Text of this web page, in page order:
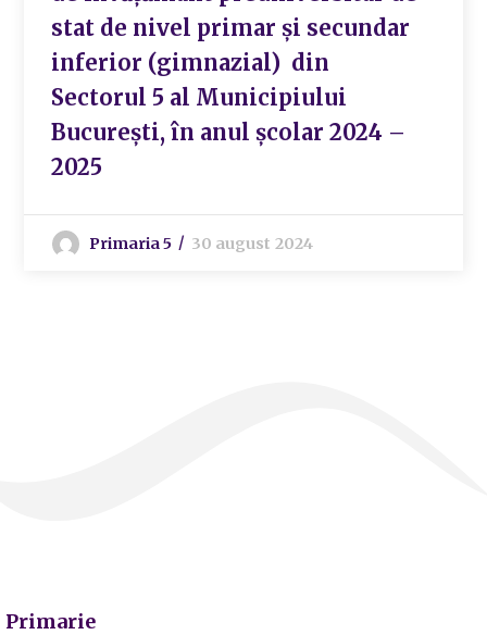
stat de nivel primar și secundar
inferior (gimnazial) din
Sectorul 5 al Municipiului
București, în anul școlar 2024 –
2025
Primaria 5 30 august 2024
Primarie